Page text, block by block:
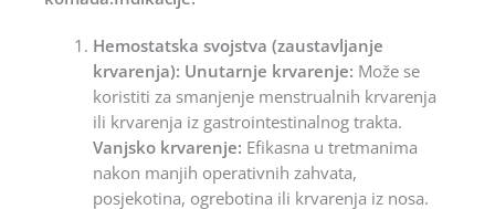
Hemostatska svojstva (zaustavljanje
krvarenja): Unutarnje krvarenje: Može se
koristiti za smanjenje menstrualnih krvarenja
ili krvarenja iz gastrointestinalnog trakta.
Vanjsko krvarenje: Efikasna u tretmanima
nakon manjih operativnih zahvata,
posjekotina, ogrebotina ili krvarenja iz nosa.